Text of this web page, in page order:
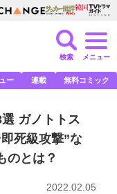
検索 メニュー
ー 連載 無料コミック
ガノトトス
死級攻撃”な
のとは？
2022.02.05